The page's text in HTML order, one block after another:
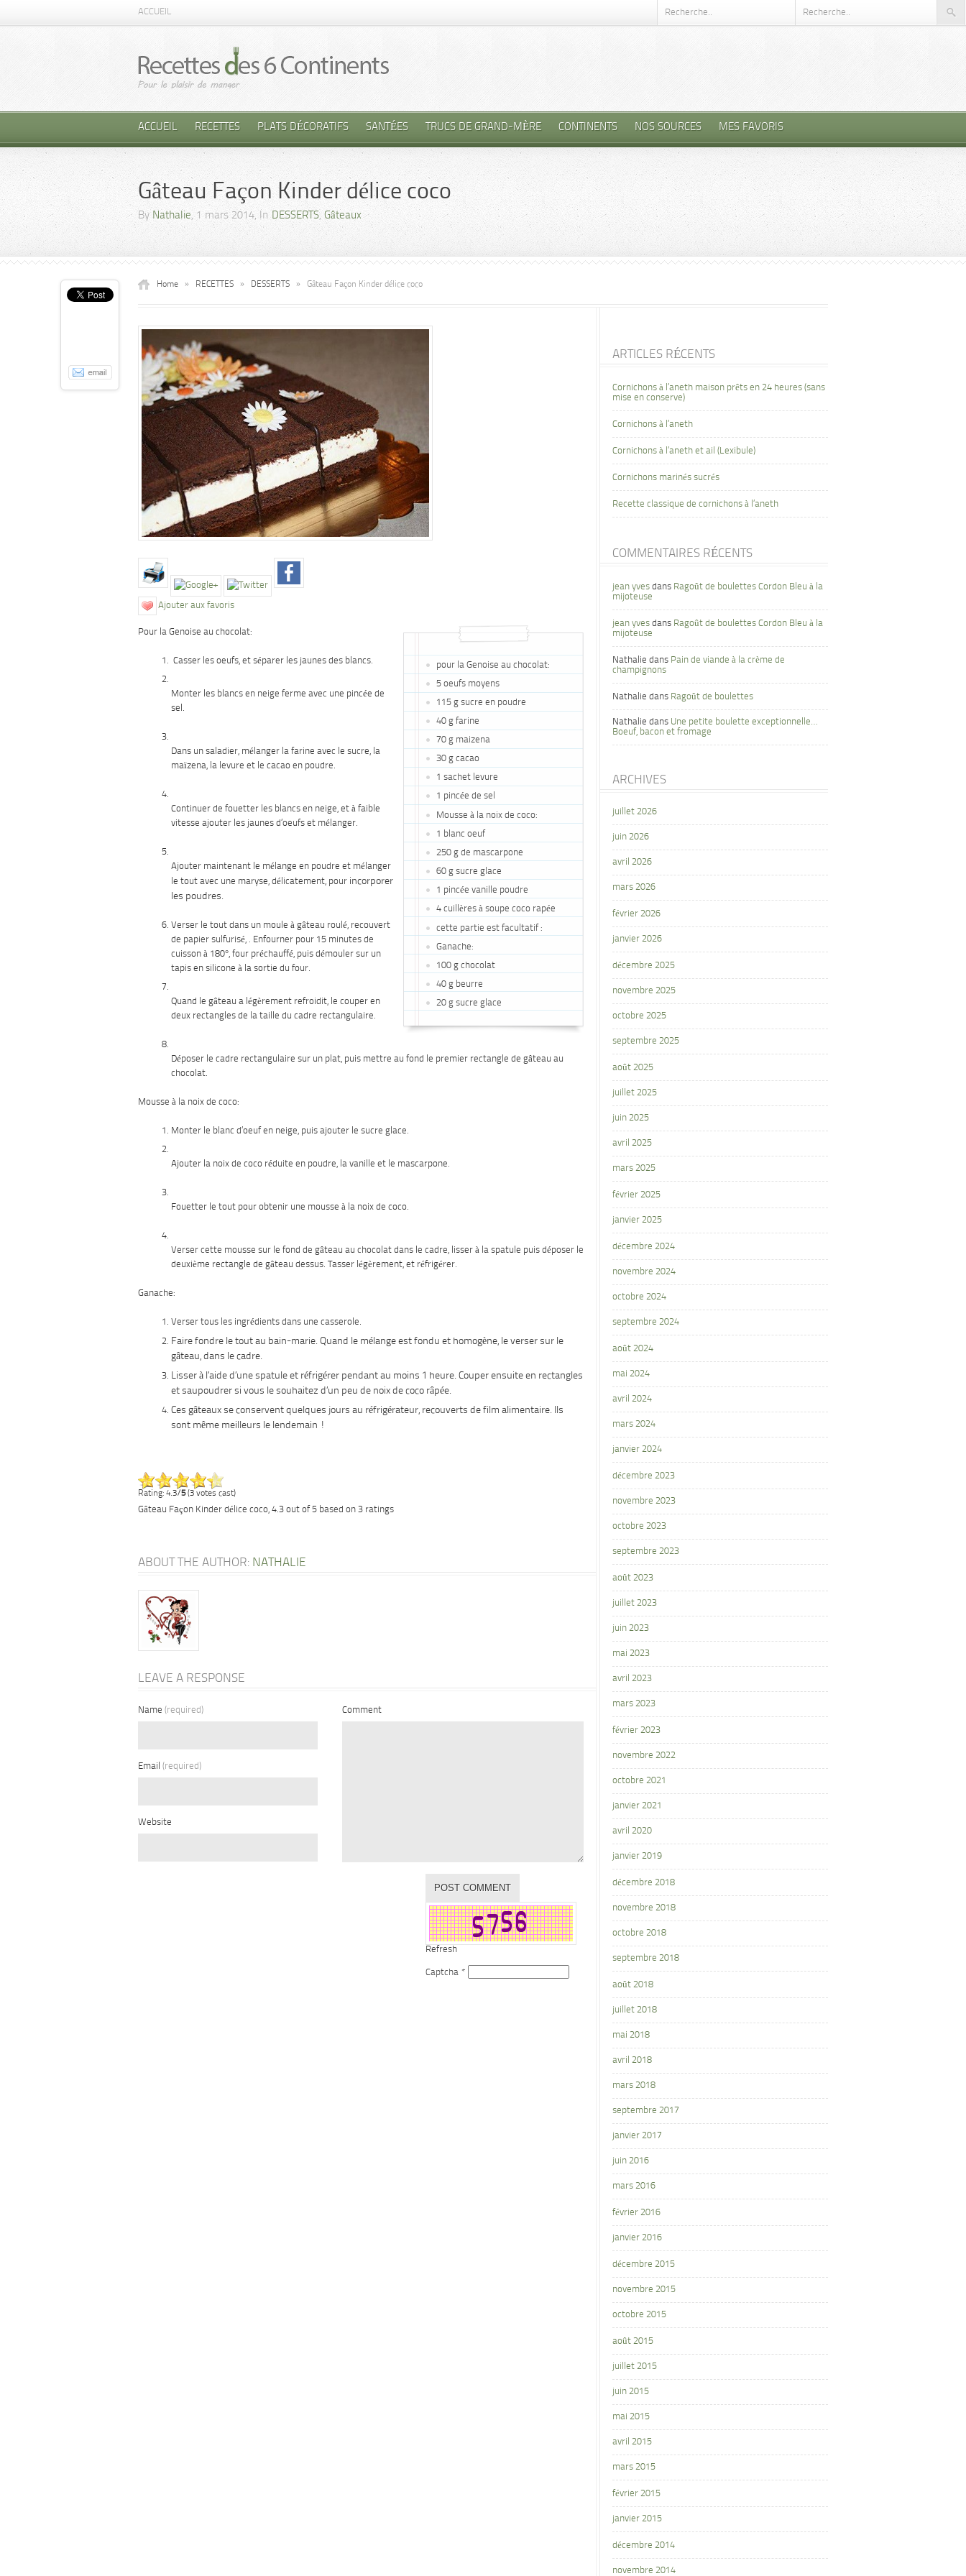
ACCUEIL
ACCUEIL RECETTES PLATS DÉCORATIFS SANTÉES TRUCS DE GRAND-MÈRE CONTINENTS NOS SOURCES MES FAVORIS
Gâteau Façon Kinder délice coco
By Nathalie, 1 mars 2014, In DESSERTS, Gâteaux
Home » RECETTES » DESSERTS » Gâteau Façon Kinder délice coco
Ajouter aux favoris
pour la Genoise au chocolat:
5 oeufs moyens
115 g sucre en poudre
40 g farine
70 g maizena
30 g cacao
1 sachet levure
1 pincée de sel
Mousse à la noix de coco:
1 blanc oeuf
250 g de mascarpone
60 g sucre glace
1 pincée vanille poudre
4 cuillères à soupe coco rapée
cette partie est facultatif :
Ganache:
100 g chocolat
40 g beurre
20 g sucre glace
Pour la Genoise au chocolat:
Casser les oeufs, et séparer les jaunes des blancs.
Monter les blancs en neige ferme avec une pincée de
sel.
Dans un saladier, mélanger la farine avec le sucre, la
maïzena, la levure et le cacao en poudre.
Continuer de fouetter les blancs en neige, et à faible
vitesse ajouter les jaunes d’oeufs et mélanger.
Ajouter maintenant le mélange en poudre et mélanger
le tout avec une maryse, délicatement, pour incorporer
les poudres.
Verser le tout dans un moule à gâteau roulé, recouvert
de papier sulfurisé, . Enfourner pour 15 minutes de
cuisson à 180°, four préchauffé, puis démouler sur un
tapis en silicone à la sortie du four.
Quand le gâteau a légèrement refroidit, le couper en
deux rectangles de la taille du cadre rectangulaire.
Déposer le cadre rectangulaire sur un plat, puis mettre au fond le premier rectangle de gâteau au
chocolat.
Mousse à la noix de coco:
Monter le blanc d’oeuf en neige, puis ajouter le sucre glace.
Ajouter la noix de coco réduite en poudre, la vanille et le mascarpone.
Fouetter le tout pour obtenir une mousse à la noix de coco.
Verser cette mousse sur le fond de gâteau au chocolat dans le cadre, lisser à la spatule puis déposer le
deuxième rectangle de gâteau dessus. Tasser légèrement, et réfrigérer.
Ganache:
Verser tous les ingrédients dans une casserole.
Faire fondre le tout au bain-marie. Quand le mélange est fondu et homogène, le verser sur le
gâteau, dans le cadre.
Lisser à l’aide d’une spatule et réfrigérer pendant au moins 1 heure. Couper ensuite en rectangles
et saupoudrer si vous le souhaitez d’un peu de noix de coco râpée.
Ces gâteaux se conservent quelques jours au réfrigérateur, recouverts de film alimentaire. Ils
sont même meilleurs le lendemain !
Rating: 4.3/5(3 votes cast)
Gâteau Façon Kinder délice coco, 4.3 out of 5 based on 3 ratings
ABOUT THE AUTHOR: NATHALIE
LEAVE A RESPONSE
Name (required)
Email (required)
Website
Comment
Refresh
Captcha *
ARTICLES RÉCENTS
Cornichons à l’aneth maison prêts en 24 heures (sans
mise en conserve)
Cornichons à l’aneth
Cornichons à l’aneth et ail (Lexibule)
Cornichons marinés sucrés
Recette classique de cornichons à l’aneth
COMMENTAIRES RÉCENTS
jean yves dans Ragoût de boulettes Cordon Bleu à la
mijoteuse
jean yves dans Ragoût de boulettes Cordon Bleu à la
mijoteuse
Nathalie dans Pain de viande à la crème de
champignons
Nathalie dans Ragoût de boulettes
Nathalie dans Une petite boulette exceptionnelle…
Boeuf, bacon et fromage
ARCHIVES
juillet 2026
juin 2026
avril 2026
mars 2026
février 2026
janvier 2026
décembre 2025
novembre 2025
octobre 2025
septembre 2025
août 2025
juillet 2025
juin 2025
avril 2025
mars 2025
février 2025
janvier 2025
décembre 2024
novembre 2024
octobre 2024
septembre 2024
août 2024
mai 2024
avril 2024
mars 2024
janvier 2024
décembre 2023
novembre 2023
octobre 2023
septembre 2023
août 2023
juillet 2023
juin 2023
mai 2023
avril 2023
mars 2023
février 2023
novembre 2022
octobre 2021
janvier 2021
avril 2020
janvier 2019
décembre 2018
novembre 2018
octobre 2018
septembre 2018
août 2018
juillet 2018
mai 2018
avril 2018
mars 2018
septembre 2017
janvier 2017
juin 2016
mars 2016
février 2016
janvier 2016
décembre 2015
novembre 2015
octobre 2015
août 2015
juillet 2015
juin 2015
mai 2015
avril 2015
mars 2015
février 2015
janvier 2015
décembre 2014
novembre 2014